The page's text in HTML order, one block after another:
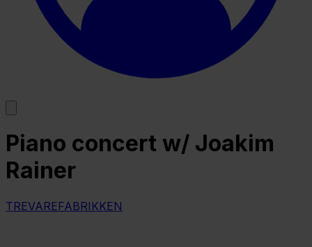
Piano concert w/ Joakim
Rainer
TREVAREFABRIKKEN